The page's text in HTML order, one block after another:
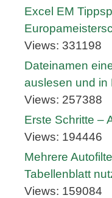
Excel EM
Views: 331198
Dateinamen
auslesen und in
Views: 257388
Erste Schritte –
Views: 194446
Mehrere
Tabellenblatt
Views: 159084